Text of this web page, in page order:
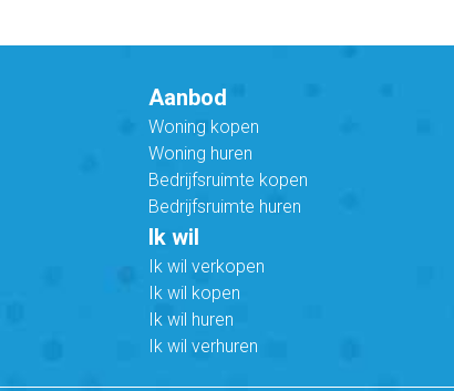
Aanbod
Woning kopen
Woning huren
Bedrijfsruimte kopen
Bedrijfsruimte huren
Ik wil
Ik wil verkopen
Ik wil kopen
Ik wil huren
Ik wil verhuren